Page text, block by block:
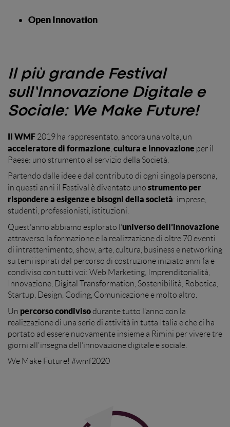
Open Innovation
Il più grande Festival
sull’Innovazione Digitale e
Sociale: We Make Future!
Il WMF 2019 ha rappresentato, ancora una volta, un
acceleratore di formazione cultura e innovazione per il
Paese: uno strumento al servizio della Società.
Partendo dalle idee e dal contributo di ogni singola persona,
in questi anni il Festival è diventato uno strumento per
rispondere a esigenzee bisogni della società: imprese,
studenti, professionisti, istituzioni.
Quest’anno abbiamo esplorato l’universo dell’innovazione
attraverso la formazione e la realizzazione di oltre 70 eventi
di intrattenimento, show, arte, cultura, business e networking
su temi ispirati dal percorso di costruzione iniziato anni fa e
condiviso con tutti voi: Web Marketing, Imprenditorialità,
Innovazione, Digital Transformation, Sostenibilità, Robotica,
Startup, Design, Coding, Comunicazione e molto altro.
Un percorso condivisodurante tutto l’anno con la
realizzazione di una serie di attività in tutta Italia e che ci ha
portato ad essere nuovamente insieme a Rimini per vivere tre
giorni all'insegna dell’innovazione digitale e sociale.
We Make Future! #wmf2020